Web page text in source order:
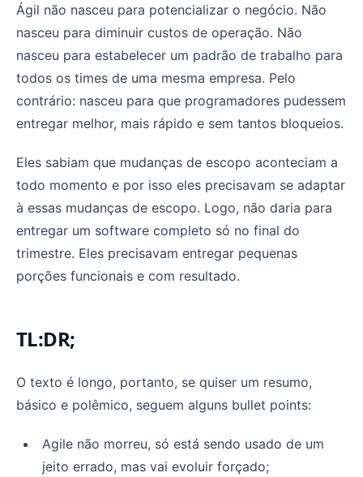
Ágil não nasceu para potencializar o negócio. Não
nasceu para diminuir custos de operação. Não
nasceu para estabelecer um padrão de trabalho para
todos os times de uma mesma empresa. Pelo
contrário: nasceu para que programadores pudessem
entregar melhor, mais rápido e sem tantos bloqueios.
Eles sabiam que mudanças de escopo aconteciam a
todo momento e por isso eles precisavam se adaptar
à essas mudanças de escopo. Logo, não daria para
entregar um software completo só no final do
trimestre. Eles precisavam entregar pequenas
porções funcionais e com resultado.
TL:DR;
O texto é longo, portanto, se quiser um resumo,
básico e polêmico, seguem alguns bullet points:
Agile não morreu, só está sendo usado de um
jeito errado, mas vai evoluir forçado;